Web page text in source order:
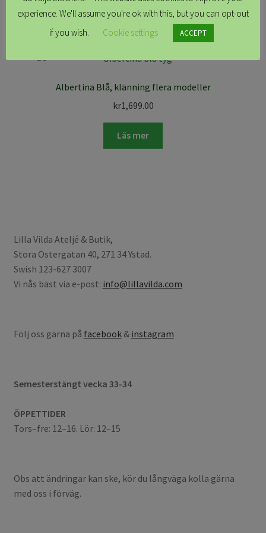
Albertina Blå, klänning flera modeller
kr1,699.00
Läs mer
Lilla Vilda Ateljé & Butik,
Stora Östergatan 40, 271 34 Ystad.
Swish 123-627 3007
Vi nås bäst via e-post: info@lillavilda.com
Följ oss gärna på facebook& instagram
Semesterstängt vecka 33-34
ÖPPETTIDER
Tors–fre: 12–16. Lör: 12–15
Obs att ändringar kan ske, kör du långväga kolla gärna
med oss i förväg.
experience. We'll assume you're ok with this, but you can opt-out
if you wish.
Cookie settings ACCEPT